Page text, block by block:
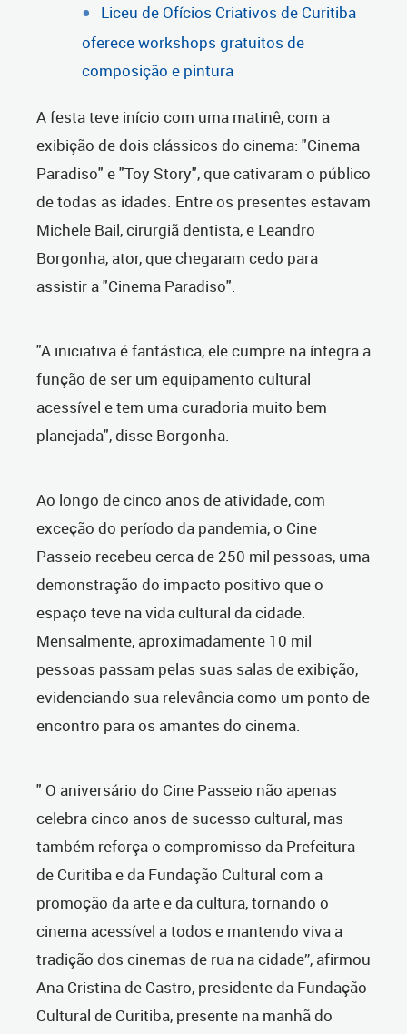
Liceu de Ofícios Criativos de Curitiba
oferece workshops gratuitos de
composição e pintura
A festa teve início com uma matinê, com a
exibição de dois clássicos do cinema: "Cinema
Paradiso" e "Toy Story", que cativaram o público
de todas as idades. Entre os presentes estavam
Michele Bail, cirurgiã dentista, e Leandro
Borgonha, ator, que chegaram cedo para
assistir a "Cinema Paradiso".
"A iniciativa é fantástica, ele cumpre na íntegra a
função de ser um equipamento cultural
acessível e tem uma curadoria muito bem
planejada", disse Borgonha.
Ao longo de cinco anos de atividade, com
exceção do período da pandemia, o Cine
Passeio recebeu cerca de 250 mil pessoas, uma
demonstração do impacto positivo que o
espaço teve na vida cultural da cidade.
Mensalmente, aproximadamente 10 mil
pessoas passam pelas suas salas de exibição,
evidenciando sua relevância como um ponto de
encontro para os amantes do cinema.
" O aniversário do Cine Passeio não apenas
celebra cinco anos de sucesso cultural, mas
também reforça o compromisso da Prefeitura
de Curitiba e da Fundação Cultural com a
promoção da arte e da cultura, tornando o
cinema acessível a todos e mantendo viva a
tradição dos cinemas de rua na cidade”, afirmou
Ana Cristina de Castro, presidente da Fundação
Cultural de Curitiba, presente na manhã do